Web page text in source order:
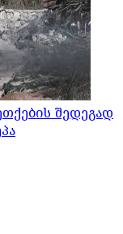
შედეგად